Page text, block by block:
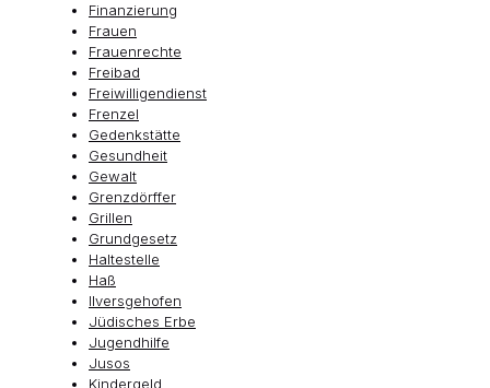
Finanzierung
Frauen
Frauenrechte
Freibad
Freiwilligendienst
Frenzel
Gedenkstätte
Gesundheit
Gewalt
Grenzdörffer
Grillen
Grundgesetz
Haltestelle
Haß
Ilversgehofen
Jüdisches Erbe
Jugendhilfe
Jusos
Kindergeld